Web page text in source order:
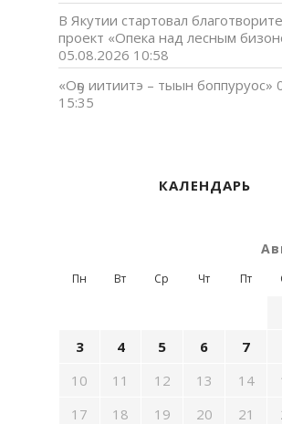
В Якутии стартовал
проект «Опека над лесным
05.08.2026 10:58
«Оҕо иитиитэ – тыын боппуруос»
15:35
КАЛЕНДАРЬ
Пн Вт Ср Чт Пт
3
4 5 6 7
10
11 12 13 14
17
18 19 20 21